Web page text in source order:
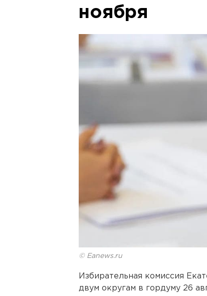
ноября
© Eanews.ru
Избирательная комиссия
двум округам в гордуму 26